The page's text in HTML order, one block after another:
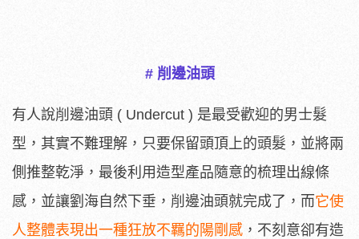
# 削邊油頭
有人說削邊油頭 ( Undercut ) 是最受歡迎的男士髮
型，其實不難理解，只要保留頭頂上的頭髮，並將兩
側推整乾淨，最後利用造型產品隨意的梳理出線條
感，並讓劉海自然下垂，削邊油頭就完成了，而它使
人整體表現出一種狂放不羈的陽剛感 ，不刻意卻有造